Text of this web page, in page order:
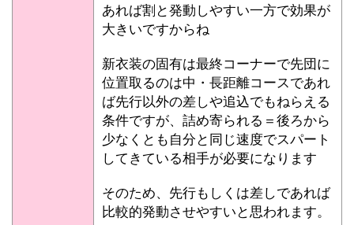
あれば割と発動しやすい一方で効果が
大きいですからね
新衣装の固有は最終コーナーで先団に
位置取るのは中・長距離コースであれ
ば先行以外の差しや追込でもねらえる
条件ですが、詰め寄られる＝後ろから
少なくとも自分と同じ速度でスパート
してきている相手が必要になります
そのため、先行もしくは差しであれば
比較的発動させやすいと思われます。